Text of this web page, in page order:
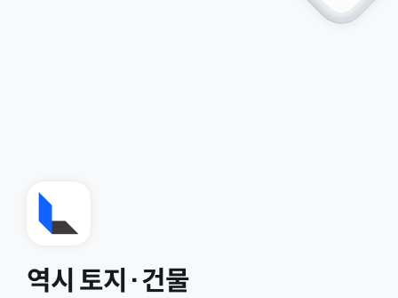
역시 토지·건물